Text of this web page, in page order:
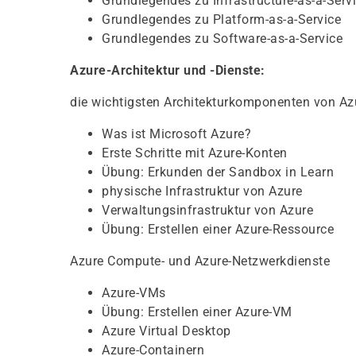
Grundlegendes zu Platform-as-a-Service
Grundlegendes zu Software-as-a-Service
Azure-Architektur und -Dienste:
die wichtigsten Architekturkomponenten von
Was ist Microsoft Azure?
Erste Schritte mit Azure-Konten
Übung: Erkunden der Sandbox in Learn
physische Infrastruktur von Azure
Verwaltungsinfrastruktur von Azure
Übung: Erstellen einer Azure-Ressource
Azure Compute- und Azure-Netzwerkdienste
Azure-VMs
Übung: Erstellen einer Azure-VM
Azure Virtual Desktop
Azure-Containern